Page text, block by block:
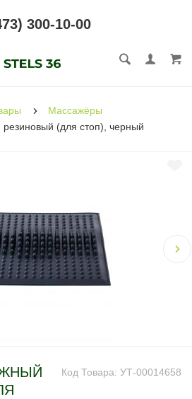
300-10-00
Массажёры
(для стоп), черный
Код Товара: УТ-00014658